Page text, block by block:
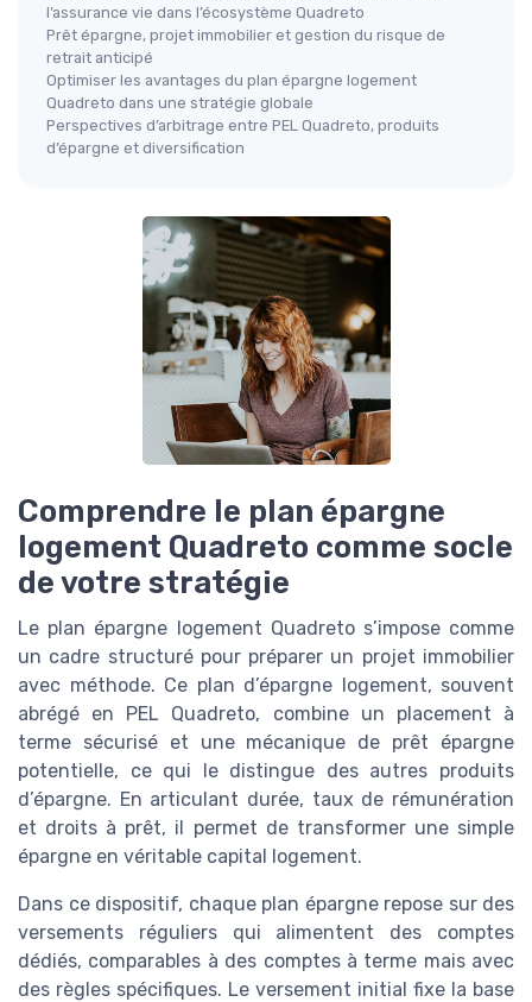
l’assurance vie dans l’écosystème Quadreto
Prêt épargne, projet immobilier et gestion du risque de
retrait anticipé
Optimiser les avantages du plan épargne logement
Quadreto dans une stratégie globale
Perspectives d’arbitrage entre PEL Quadreto, produits
d’épargne et diversification
Comprendre le plan épargne
logement Quadreto comme socle
de votre stratégie
Le plan épargne logement Quadreto s’impose comme
un cadre structuré pour préparer un projet immobilier
avec méthode. Ce plan d’épargne logement, souvent
abrégé en PEL Quadreto, combine un placement à
terme sécurisé et une mécanique de prêt épargne
potentielle, ce qui le distingue des autres produits
d’épargne. En articulant durée, taux de rémunération
et droits à prêt, il permet de transformer une simple
épargne en véritable capital logement.
Dans ce dispositif, chaque plan épargne repose sur des
versements réguliers qui alimentent des comptes
dédiés, comparables à des comptes à terme mais avec
des règles spécifiques. Le versement initial fixe la base